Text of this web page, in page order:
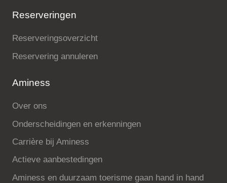
Reserveringen
Reserveringsoverzicht
Reservering annuleren
Aminess
Over ons
Onderscheidingen en erkenningen
Carrière bij Aminess
Actieve aanbestedingen
Aminess en duurzaam toerisme gaan hand in hand